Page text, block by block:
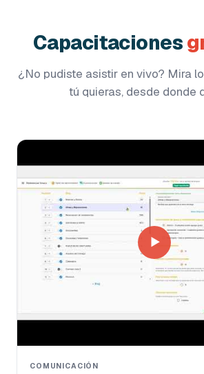
Capacitaciones
¿No pudiste asistir en vivo? Mira
tú quieras, desde donde
▶
COMUNICACIÓN